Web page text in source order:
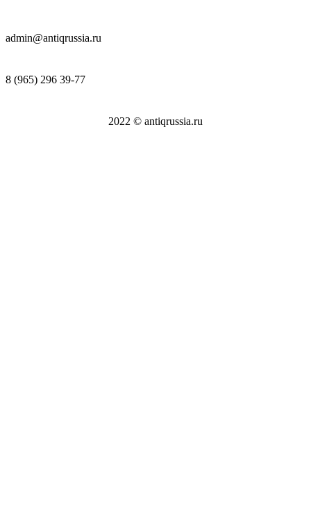
admin@antiqrussia.ru
8 (965) 296 39-77
2022 © antiqrussia.ru